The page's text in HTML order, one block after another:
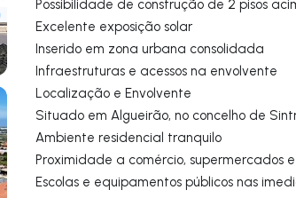
Possibilidade de construção de 2 pisos
Excelente exposição solar
Inserido em zona urbana consolidada
Infraestruturas e acessos na envolvente
Localização e Envolvente
Situado em Algueirão, no concelho de
Ambiente residencial tranquilo
Proximidade a comércio, supermercados
Escolas e equipamentos públicos nas